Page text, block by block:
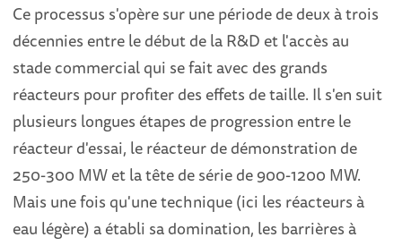
Ce processus s'opère sur une période de deux à trois
décennies entre le début de la R&D et l'accès au
stade commercial qui se fait avec des grands
réacteurs pour profiter des effets de taille. Il s'en suit
plusieurs longues étapes de progression entre le
réacteur d'essai, le réacteur de démonstration de
250-300 MW et la tête de série de 900-1200 MW.
Mais une fois qu'une technique (ici les réacteurs à
eau légère) a établi sa domination, les barrières à